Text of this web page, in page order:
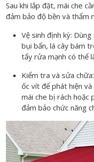
Sau khi lắp đặt, mái che
đảm bảo độ bền và thẩm
Vệ sinh định kỳ:
bụi bẩn, lá cây bám
tẩy rửa mạnh có thể
Kiểm tra và sửa
ốc vít để phát hiện
mái che bị rách hoặc
đảm bảo chức năng